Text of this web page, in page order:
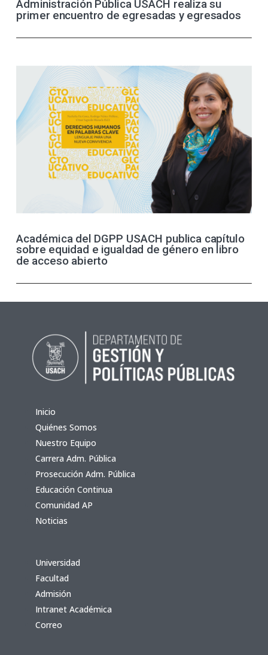
Administración Pública USACH realiza su
primer encuentro de egresadas y egresados
Académica del DGPP USACH publica capítulo
sobre equidad e igualdad de género en libro
de acceso abierto
Inicio
Quiénes Somos
Nuestro Equipo
Carrera Adm. Pública
Prosecución Adm. Pública
Educación Continua
Comunidad AP
Noticias
Universidad
Facultad
Admisión
Intranet Académica
Correo